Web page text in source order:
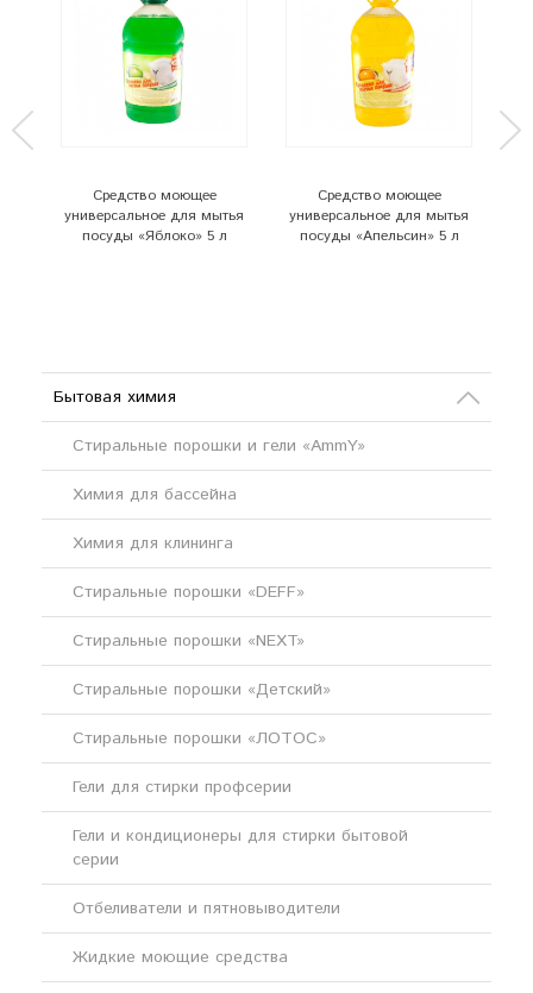
Средство моющее
универсальное для мытья
посуды «Яблоко» 5 л
Средство моющее
универсальное для мытья
посуды «Апельсин» 5 л
Бытовая химия
Стиральные порошки и гели «AmmY»
Химия для бассейна
Химия для клининга
Стиральные порошки «DEFF»
Стиральные порошки «NEXT»
Стиральные порошки «Детский»
Стиральные порошки «ЛОТОС»
Гели для стирки профсерии
Гели и кондиционеры для стирки бытовой
серии
Отбеливатели и пятновыводители
Жидкие моющие средства